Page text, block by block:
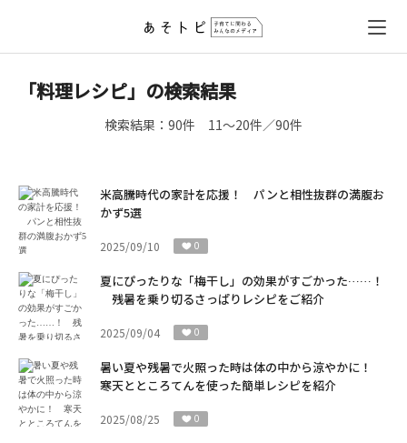
「料理レシピ」の検索結果
検索結果： 90件 11～20件／90件
米高騰時代の家計を応援！ パンと相性抜群の満腹お
かず5選
2025/09/10 0
夏にぴったりな「梅干し」の効果がすごかった……！
残暑を乗り切るさっぱりレシピをご紹介
2025/09/04 0
暑い夏や残暑で火照った時は体の中から涼やかに！
寒天とところてんを使った簡単レシピを紹介
2025/08/25 0